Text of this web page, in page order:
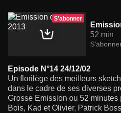
S'abonner
52 min
Episode N°14 24/12/02
Un florilège des meilleurs
dans le cadre de ses diverses
Grosse Emission ou 52
Bois, Kad et Olivier, Patrick